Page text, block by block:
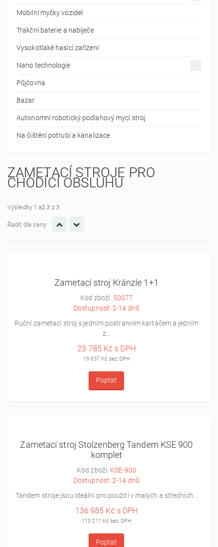
Mobilní myčky vozidel
Trakční baterie a nabíječe
Vysokotlaké hasící zařízení
Nano technologie
Půjčovna
Bazar
Autonomní robotický podlahový mycí stroj
Na čištění potrubí a kanalizace
ZAMETACÍ STROJE PRO
CHODÍCÍ OBSLUHU
Výsledky 1 až 3 z 3
Řadit dle ceny:
Zametací stroj Kränzle 1+1
Kód zboží: 50077
Dostupnost: 2-14 dnů
Ruční zametací stroj s jedním postranním kartáčem a jedním
z...
23 785 Kč s DPH
19 657 Kč bez DPH
Poptat
Zametací stroj Stolzenberg Tandem KSE 900
komplet
Kód zboží: KSE-900
Dostupnost: 2-14 dnů
Tandem stroje jsou ideální pro použití v malých a středních...
136 985 Kč s DPH
113 211 Kč bez DPH
Poptat